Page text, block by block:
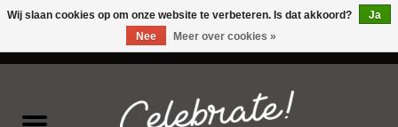
Wij slaan cookies op om onze website te verbeteren. Is dat akkoord?
Ja
Nee
Meer over cookies »